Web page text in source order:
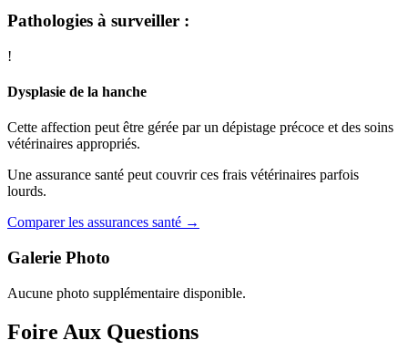
Pathologies à surveiller :
!
Dysplasie de la hanche
Cette affection peut être gérée par un dépistage précoce et des soins
vétérinaires appropriés.
Une assurance santé peut couvrir ces frais vétérinaires parfois
lourds.
Comparer les assurances santé →
Galerie Photo
Aucune photo supplémentaire disponible.
Foire Aux Questions